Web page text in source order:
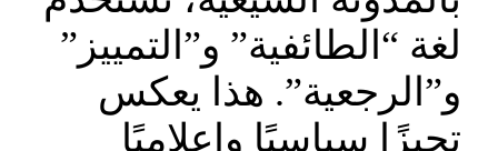
لغة “الطائفية” و”التمييز”
و”الرجعية”. هذا يعكس
تحيزًا سياسيًا وإعلاميًا